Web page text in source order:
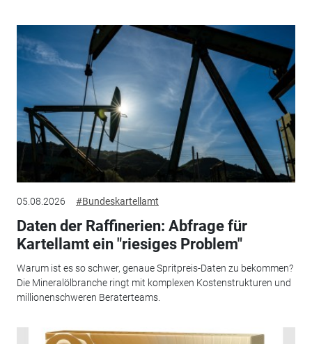
05.08.2026 #Bundeskartellamt
Daten der Raffinerien: Abfrage für
Kartellamt ein "riesiges Problem"
Warum ist es so schwer, genaue Spritpreis-Daten zu bekommen?
Die Mineralölbranche ringt mit komplexen Kostenstrukturen und
millionenschweren Beraterteams.